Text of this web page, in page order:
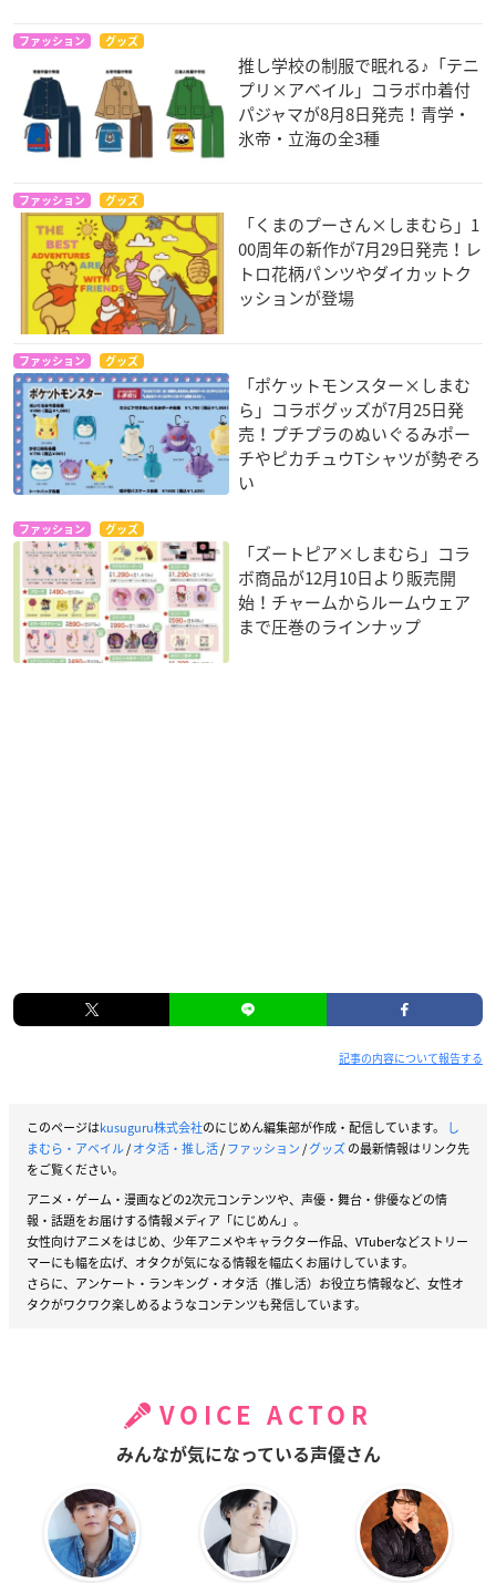
ファッション グッズ
推し学校の制服で眠れる♪「テニ
プリ×アベイル」コラボ巾着付
パジャマが8月8日発売！青学・
氷帝・立海の全3種
ファッション グッズ
「くまのプーさん×しまむら」1
00周年の新作が7月29日発売！レ
トロ花柄パンツやダイカットク
ッションが登場
ファッション グッズ
「ポケットモンスター×しまむ
ら」コラボグッズが7月25日発
売！プチプラのぬいぐるみポー
チやピカチュウTシャツが勢ぞろ
い
ファッション グッズ
「ズートピア×しまむら」コラ
ボ商品が12月10日より販売開
始！チャームからルームウェア
まで圧巻のラインナップ
記事の内容について報告する
このページはkusuguru株式会社のにじめん編集部が作成・配信しています。
し
まむら・アベイル/オタ活・推し活/ファッション/グッズの最新情報はリンク先
をご覧ください。
アニメ・ゲーム・漫画などの2次元コンテンツや、声優・舞台・俳優などの情
報・話題をお届けする情報メディア「にじめん」。
女性向けアニメをはじめ、少年アニメやキャラクター作品、VTuberなどストリー
マーにも幅を広げ、オタクが気になる情報を幅広くお届けしています。
さらに、アンケート・ランキング・オタ活（推し活）お役立ち情報など、女性オ
タクがワクワク楽しめるようなコンテンツも発信しています。
VOICE ACTOR
みんなが気になっている声優さん